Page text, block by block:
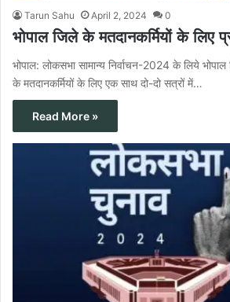
Tarun Sahu April 2, 2024 0
भोपाल जिले के मतदानकर्मियों के लिए
भोपाल: लोकसभा सामान्य निर्वाचन-2024 के लिये
के मतदानकर्मियों के लिए एक साथ दो-दो सत्रों में…
Read More »